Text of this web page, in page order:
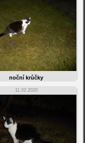
noční krůčky
11.02.2020